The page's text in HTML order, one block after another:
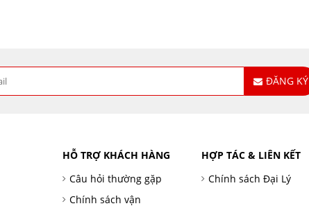
ĐĂNG KÝ
HỖ TRỢ KHÁCH HÀNG
Câu hỏi thường gặp
Chính sách vận
HỢP TÁC & LIÊN KẾT
Chính sách Đại Lý